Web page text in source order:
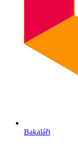
Bakaláři